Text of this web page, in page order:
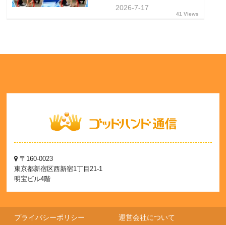
2026-7-17
41 Views
〒160-0023
東京都新宿区西新宿1丁目21-1
明宝ビル4階
プライバシーポリシー 運営会社について